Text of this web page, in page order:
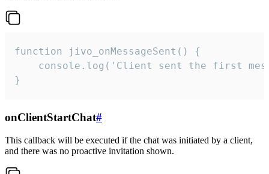
function jivo_onMessageSent() {
console.log('Client sent the first
}
onClientStartChat#
This callback will be executed if the chat was initiated by a client,
and there was no proactive invitation shown.